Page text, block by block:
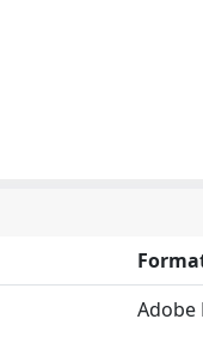
Adobe